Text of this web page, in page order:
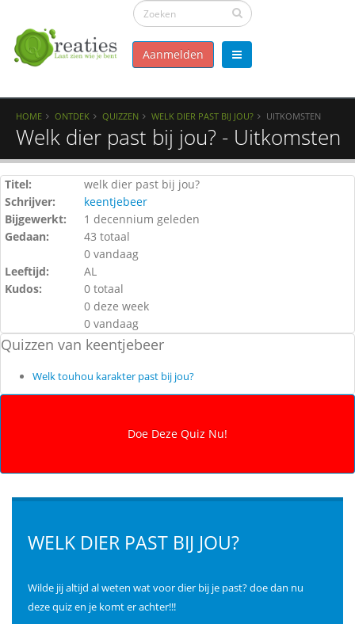
Aanmelden
HOME ONTDEK QUIZZEN WELK DIER PAST BIJ JOU? UITKOMSTEN
Welk dier past bij jou? - Uitkomsten
Titel:
welk dier past bij jou?
Schrijver:
keentjebeer
Bijgewerkt:
1 decennium geleden
Gedaan:
43 totaal
0 vandaag
Leeftijd:
AL
Kudos:
0 totaal
0 deze week
0 vandaag
Quizzen van keentjebeer
Welk touhou karakter past bij jou?
WELK DIER PAST BIJ JOU?
Wilde jij altijd al weten wat voor dier bij je past? doe dan nu
deze quiz en je komt er achter!!!